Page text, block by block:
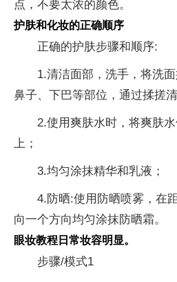
点，不要太浓的颜色。
护肤和化妆的正确顺序
正确的护肤步骤和顺序:
1.清洁面部，洗手，将洗
鼻子、下巴等部位，通过揉搓清
2.使用爽肤水时，将爽肤
上；
3.均匀涂抹精华和乳液；
4.防晒:使用防晒喷雾，在
向一个方向均匀涂抹防晒霜。
眼妆教程日常妆容明显。
步骤/模式1